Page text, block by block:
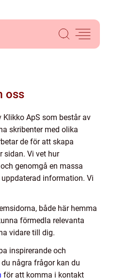
oss
Klikko ApS som består av
skribenter med olika
de för att skapa
sidan. Vi vet hur
genomgå en massa
information. Vi
både här hemma
förmedla relevanta
vidare till dig.
inspirerande och
några frågor kan du
för att komma i kontakt